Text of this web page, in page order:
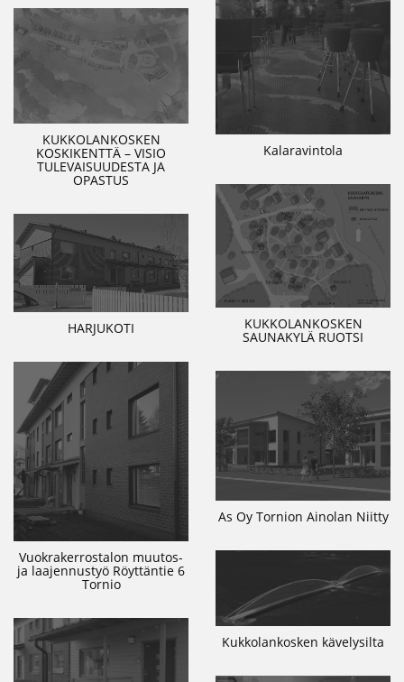
Kalaravintola
KUKKOLANKOSKEN
KOSKIKENTTÄ – VISIO
TULEVAISUUDESTA JA
OPASTUS
KUKKOLANKOSKEN
SAUNAKYLÄ RUOTSI
HARJUKOTI
Vuokrakerrostalon muutos-
ja laajennustyö Röyttäntie 6
Tornio
As Oy Tornion Ainolan Niitty
Kukkolankosken kävelysilta